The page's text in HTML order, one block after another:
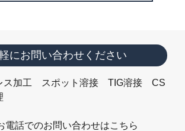
にお問い合わせください
ス加工 スポット溶接 TIG溶接 CS
電話でのお問い合わせはこちら